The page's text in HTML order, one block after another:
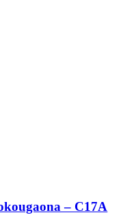
– C17A